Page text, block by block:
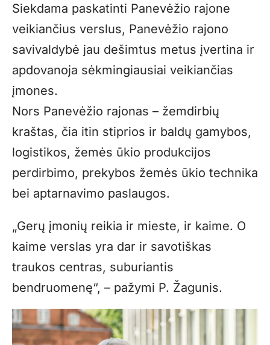
Siekdama paskatinti Panevėžio rajone
veikiančius verslus, Panevėžio rajono
savivaldybė jau dešimtus metus įvertina ir
apdovanoja sėkmingiausiai veikiančias
įmones.
Nors Panevėžio rajonas – žemdirbių
kraštas, čia itin stiprios ir baldų gamybos,
logistikos, žemės ūkio produkcijos
perdirbimo, prekybos žemės ūkio technika
bei aptarnavimo paslaugos.
„Gerų įmonių reikia ir mieste, ir kaime. O
kaime verslas yra dar ir savotiškas
traukos centras, suburiantis
bendruomenę“, – pažymi P. Žagunis.